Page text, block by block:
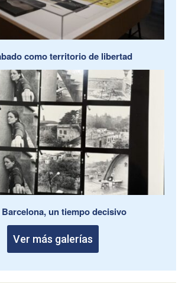
como territorio de libertad
un tiempo decisivo
Ver más galerías